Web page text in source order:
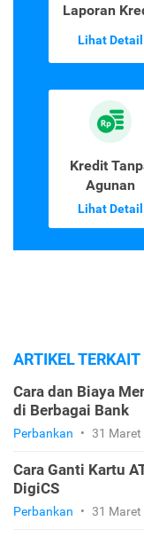
Laporan
Lihat Detail
Kredit
Agunan
Lihat Detail
ARTIKEL TERKAIT
Cara dan Biaya
di Berbagai Bank
Perbankan • 31 Maret
Cara Ganti Kartu
DigiCS
Perbankan • 31 Maret